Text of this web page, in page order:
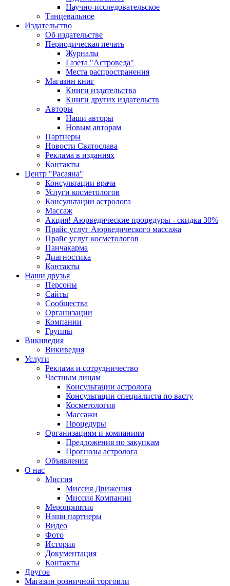
Научно-исследовательское
Танцевальное
Издательство
Об издательстве
Периодическая печать
Журналы
Газета "Астроведа"
Места распространения
Магазин книг
Книги издательства
Книги других издательств
Авторы
Наши авторы
Новым авторам
Партнеры
Новости Святослава
Реклама в изданиях
Контакты
Центр "Расаяна"
Консультации врача
Услуги косметологов
Консультации астролога
Массаж
Акция! Аюрведические процедуры - скидка 30%
Прайс услуг Аюрведического массажа
Прайс услуг косметологов
Панчакарма
Диагностика
Контакты
Наши друзья
Персоны
Сайты
Сообщества
Организации
Компании
Группы
Викиведия
Викиведия
Услуги
Реклама и сотрудничество
Частным лицам
Консультации астролога
Консультации специалиста по васту
Косметология
Массажи
Процедуры
Организациям и компаниям
Предложения по закупкам
Прогнозы астролога
Объявления
О нас
Миссия
Миссия Движения
Миссия Компании
Мероприятия
Наши партнеры
Видео
Фото
История
Документация
Контакты
Другое
Магазин розничной торговли